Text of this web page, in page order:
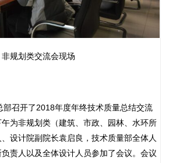
非规划类交流会现场
部召开了2018年度年终技术质量总结交流
为非规划类（建筑、市政、园林、水环所
设计院副院长袁启良，技术质量部全体人
责人以及全体设计人员参加了会议。会议